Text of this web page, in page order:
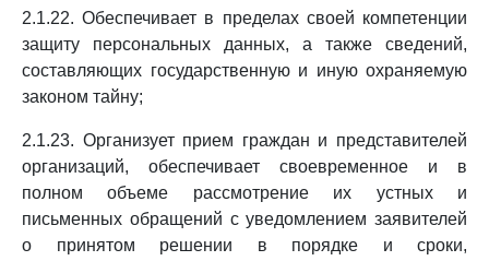
2.1.22. Обеспечивает в пределах своей компетенции
защиту персональных данных, а также сведений,
составляющих государственную и иную охраняемую
законом тайну;
2.1.23. Организует прием граждан и представителей
организаций, обеспечивает своевременное и в
полном объеме рассмотрение их устных и
письменных обращений с уведомлением заявителей
о принятом решении в порядке и сроки,